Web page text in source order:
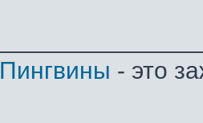
Пингвины - это